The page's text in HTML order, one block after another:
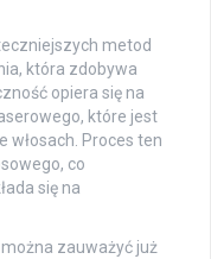
metod
która zdobywa
opiera się na
które jest
włosach. Proces ten
co
się na
zauważyć już